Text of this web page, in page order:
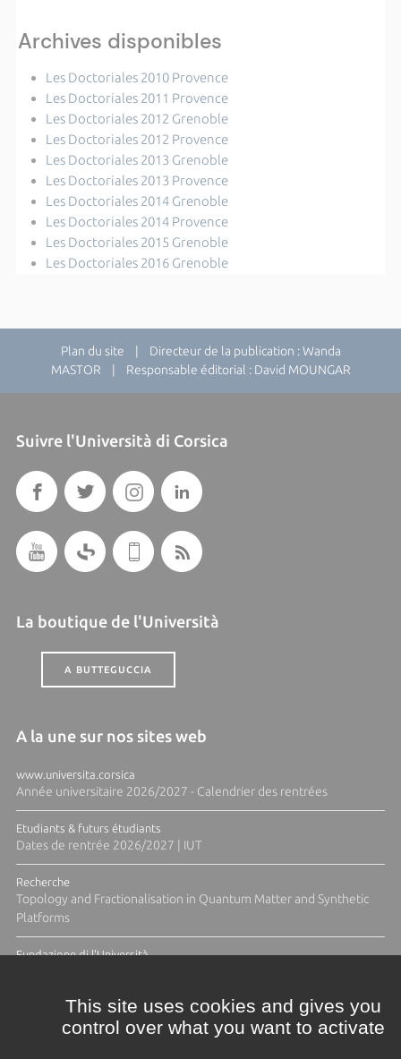
Archives disponibles
Les Doctoriales 2010 Provence
Les Doctoriales 2011 Provence
Les Doctoriales 2012 Grenoble
Les Doctoriales 2012 Provence
Les Doctoriales 2013 Grenoble
Les Doctoriales 2013 Provence
Les Doctoriales 2014 Grenoble
Les Doctoriales 2014 Provence
Les Doctoriales 2015 Grenoble
Les Doctoriales 2016 Grenoble
Plan du site | Directeur de la publication : Wanda
MASTOR | Responsable éditorial : David MOUNGAR
Suivre l'Università di Corsica
La boutique de l'Università
A BUTTEGUCCIA
A la une sur nos sites web
www.universita.corsica
Année universitaire 2026/2027 - Calendrier des rentrées
Etudiants & futurs étudiants
Dates de rentrée 2026/2027 | IUT
Recherche
Topology and Fractionalisation in Quantum Matter and Synthetic
Platforms
Fundazione di l'Università
This site uses cookies and gives you
control over what you want to activate